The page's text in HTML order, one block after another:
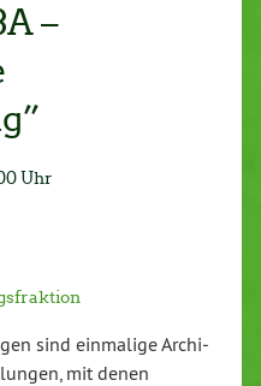
–
Uhr
sind einmalige Ar­chi­
mit denen